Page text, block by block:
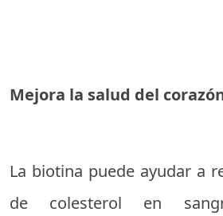
Mejora la salud del
La biotina puede ayudar a
de colesterol en